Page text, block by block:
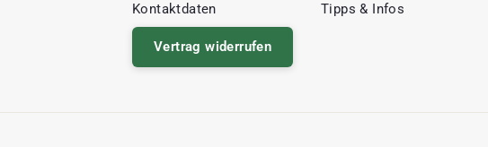
Kontaktdaten
Vertrag widerrufen
Tipps & Infos